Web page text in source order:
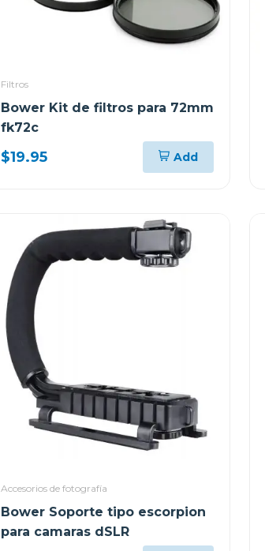
Filtros
Bower Kit de filtros para 72mm
fk72c
$19.95 Add
Accesorios de fotografía
Bower Soporte tipo escorpion
para camaras dSLR